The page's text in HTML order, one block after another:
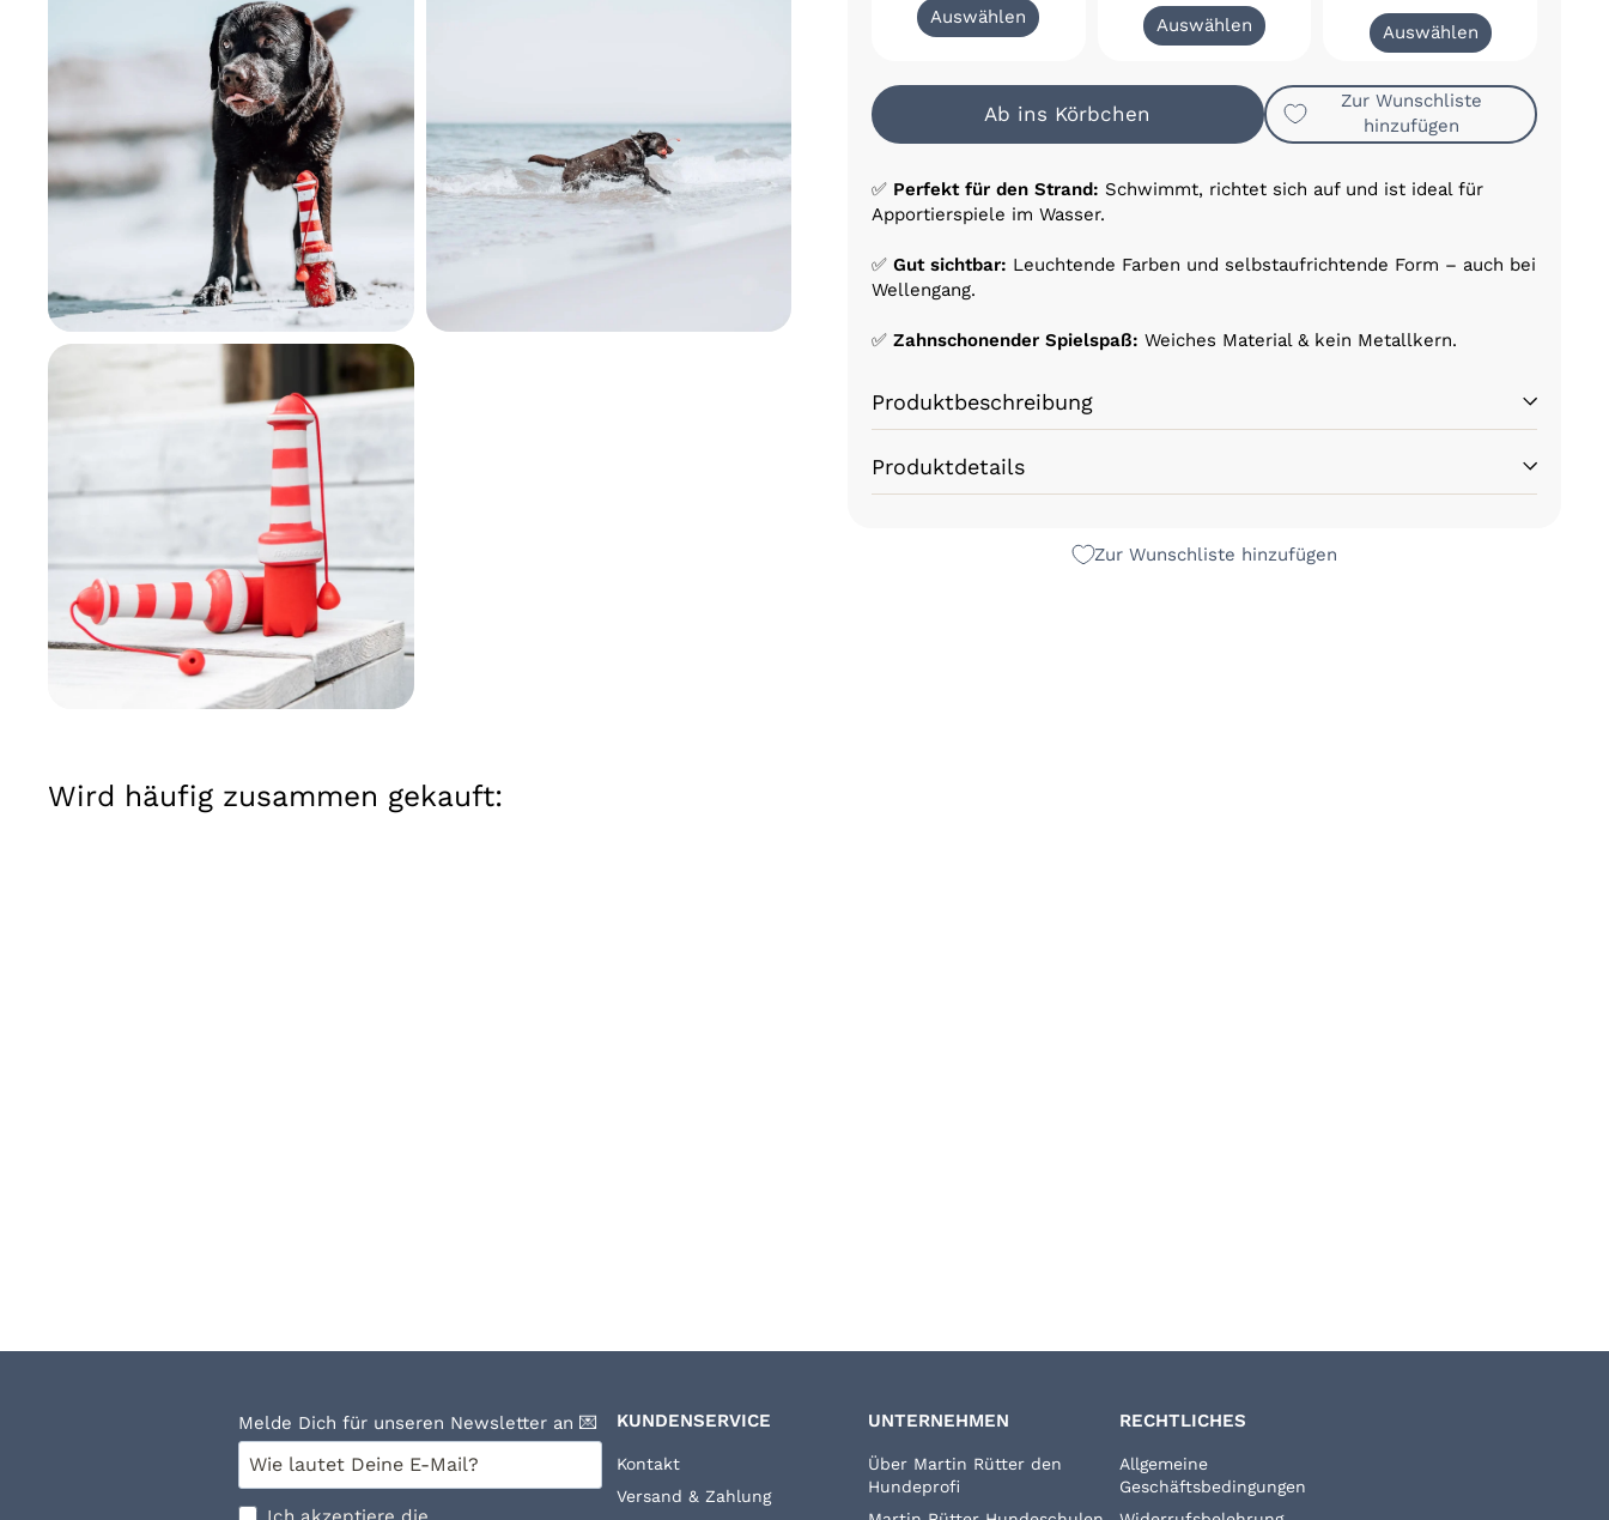
Auswählen Auswählen Auswählen
Ab ins Körbchen
Zur Wunschliste
hinzufügen
✅ Perfekt für den Strand: Schwimmt, richtet sich auf und ist ideal für
Apportierspiele im Wasser.
✅ Gut sichtbar: Leuchtende Farben und selbstaufrichtende Form – auch bei
Wellengang.
✅ Zahnschonender Spielspaß: Weiches Material & kein Metallkern.
Produktbeschreibung
Produktdetails
Zur Wunschliste hinzufügen
Wird häufig zusammen gekauft:
Melde Dich für unseren Newsletter an 💌 KUNDENSERVICE
Kontakt
Versand & Zahlung
UNTERNEHMEN
Über Martin Rütter den
Hundeprofi
RECHTLICHES
Allgemeine
Geschäftsbedingungen